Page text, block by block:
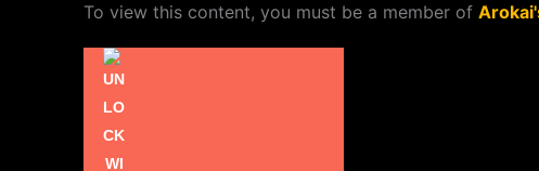
To view this content, you must be a member of